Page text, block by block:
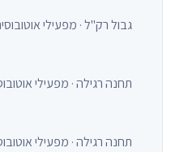
גבול רק"ל · מפעילי אוטובוסים
תחנה רגילה · מפעילי אוטובוסים
תחנה רגילה · מפעילי אוטובוסים